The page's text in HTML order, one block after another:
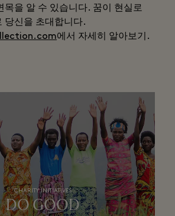
목을 알 수 있습니다. 꿈이 현실로
당신을 초대합니다.
에서 자세히 알아보기.
CHARITY INITIATIVES
DO GOOD